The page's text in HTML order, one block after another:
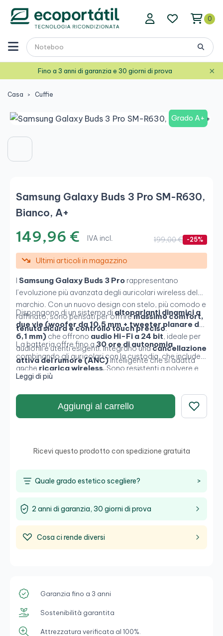
0
Fino a 3 anni di garanzia e 30 giorni di prova ×
Casa Cuffie
Grado A+
Samsung Galaxy Buds 3 Pro SM-R630,
Bianco, A+
149,96 € IVA incl. 199,00 € -25%
Ultimi articoli in magazzino
I Samsung Galaxy Buds 3 Pro rappresentano
l’evoluzione più avanzata degli auricolari wireless del
marchio. Con un nuovo design con stelo, più comodo e
raffinato, sono pensati per offriremassimo comfort,
tenuta sicura e controllo touch preciso.
Dispongono di un sistema di altoparlanti dinamici a
due vie (woofer da 10,5 mm + tweeter planare da
6,1 mm) che offrono audio Hi-Fi a 24 bit, ideale per
audiofili e utenti esigenti. Integrano unacancellazione
attiva del rumore (ANC)intelligente che si adatta
all’ambiente e consente di godere di un’esperienza
La batteria offre fino a 30 ore di autonomia
combinando gli auricolari con la custodia, che include
anche ricarica wireless. Sono resistenti a polvere e
acqua con certificazione
funzioni esclusive diGalaxy AIcome traduzione
simultanea e interprete, quando sono collegati a
dispositivi Galaxy compatibili.
Leggi di più
Aggiungi al carrello
Ricevi questo prodotto con spedizione gratuita
Quale grado estetico scegliere? >
2 anni di garanzia, 30 giorni di prova
Cosa ci rende diversi
Garanzia fino a 3 anni
Sostenibilità garantita
Attrezzatura verificata al 100%.